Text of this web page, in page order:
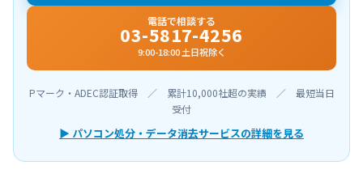
電話で相談する
03-5817-4256
9:00-18:00 土日祝除く
Pマーク・ADEC認証取得 ／ 累計10,000社超の実績 ／ 最短当日
受付
▶ パソコン処分・データ消去サービスの詳細を見る